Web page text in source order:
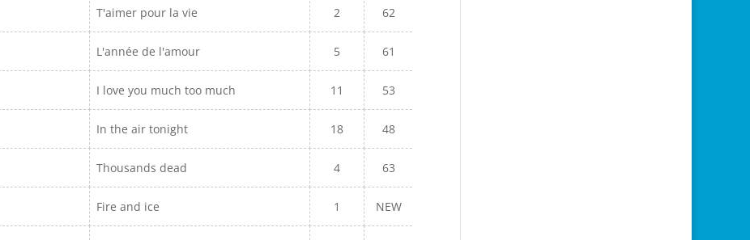
T'aimer pour la vie 2 62
L'année de l'amour 5 61
I love you much too much 11 53
In the air tonight 18 48
Thousands dead 4 63
Fire and ice 1 NEW